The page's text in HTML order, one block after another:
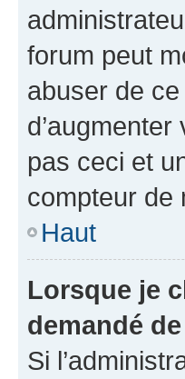
forum peut
abuser de
pas ceci et
compteur de
Haut
Lorsque je
demandé
Si